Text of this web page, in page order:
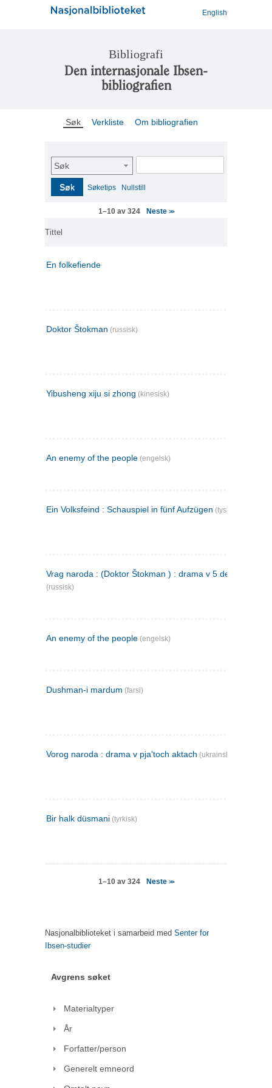
English
Bibliografi
Den internasjonale Ibsen-
bibliografien
Søk Verkliste Om bibliografien
Søk
Søk Søketips Nullstill
1–10 av 324 Neste >>
Tittel
En folkefiende
Doktor Štokman (russisk)
Yibusheng xiju si zhong (kinesisk)
An enemy of the people (engelsk)
Ein Volksfeind : Schauspiel in fünf Aufzügen (tysk)
Vrag naroda : (Doktor Štokman ) : drama v 5 dejstvijach
(russisk)
An enemy of the people (engelsk)
Dushman-i mardum (farsi)
Vorog naroda : drama v pja'toch aktach (ukrainsk)
Bir halk düsmani (tyrkisk)
1–10 av 324 Neste >>
Nasjonalbiblioteket i samarbeid med Senter for
Ibsen-studier
Avgrens søket
Materialtyper
År
Forfatter/person
Generelt emneord